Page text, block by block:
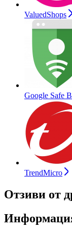
ValuedShops
Google Safe
TrendMicro
Отзиви от